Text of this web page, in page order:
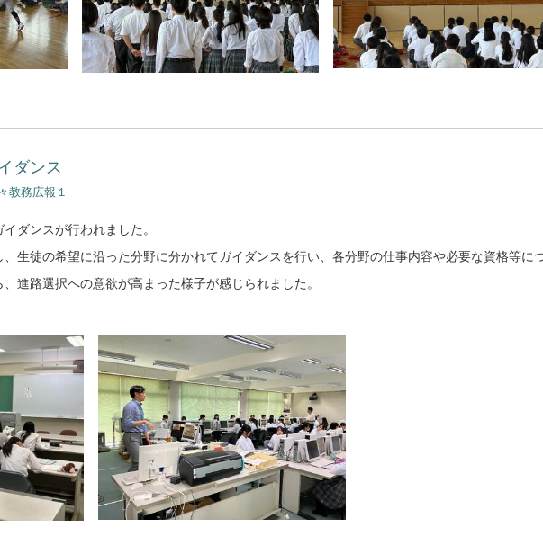
ダンス
教務広報１
ダンスが行われました。
生徒の希望に沿った分野に分かれてガイダンスを行い、各分野の仕事内容や必要な資格等に
進路選択への意欲が高まった様子が感じられました。